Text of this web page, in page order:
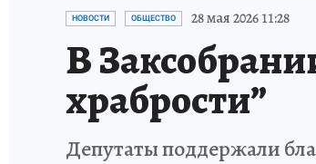
ПРОИСШЕСТВИЯ АФИША
НОВОСТИ ОБЩЕСТВО 28 мая 2026 11:28
В
храбрости”
Депутаты поддержали